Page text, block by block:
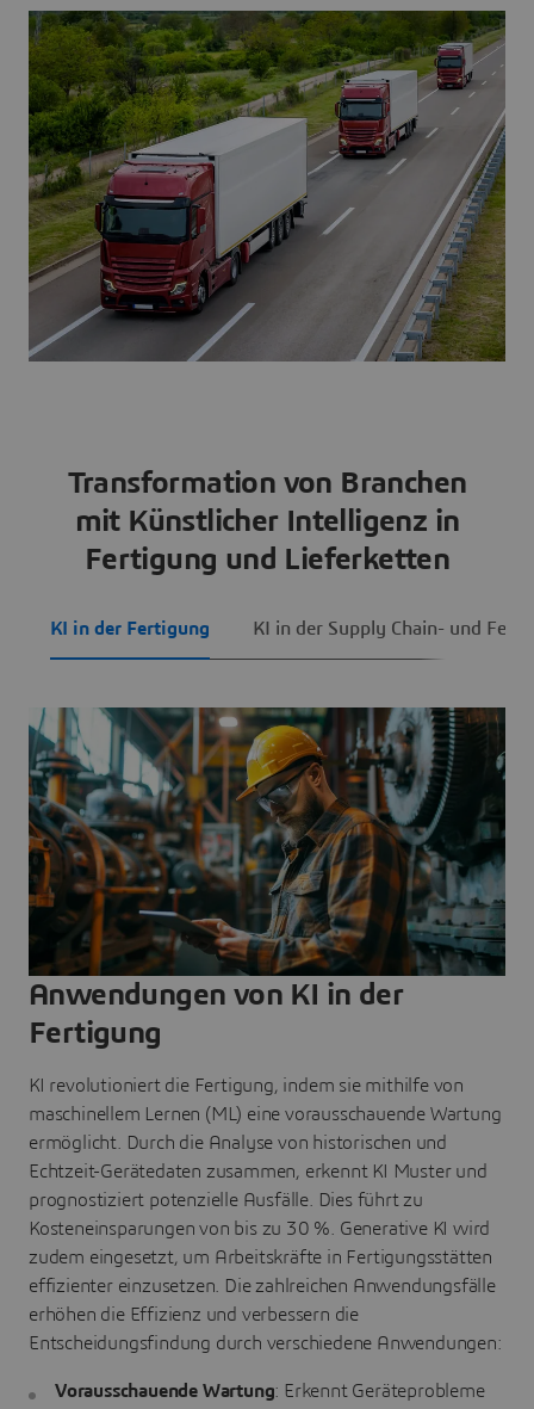
Transformation von Branchen
mit Künstlicher Intelligenz in
Fertigung und Lieferketten
KI in der Fertigung KI in der Supply Chain- und
Anwendungen von KI in der
Fertigung
KI revolutioniert die Fertigung, indem sie mithilfe von
maschinellem Lernen (ML) eine vorausschauende Wartung
ermöglicht. Durch die Analyse von historischen und
Echtzeit-Gerätedaten zusammen, erkennt KI Muster und
prognostiziert potenzielle Ausfälle. Dies führt zu
Kosteneinsparungen von bis zu 30 %. Generative KI wird
zudem eingesetzt, um Arbeitskräfte in Fertigungsstätten
effizienter einzusetzen. Die zahlreichen Anwendungsfälle
erhöhen die Effizienz und verbessern die
Entscheidungsfindung durch verschiedene Anwendungen:
Vorausschauende Wartung: Erkennt Geräteprobleme